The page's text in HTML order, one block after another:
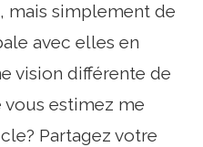
mais simplement de
avec elles en
vision différente de
estimez me
Partagez votre